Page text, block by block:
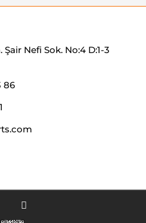
Şair Nefi Sok. No:4 D:1-3
86